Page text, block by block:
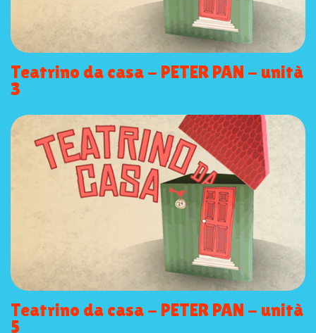
Teatrino da casa - PETER PAN - unità
3
Teatrino da casa - PETER PAN - unità
5